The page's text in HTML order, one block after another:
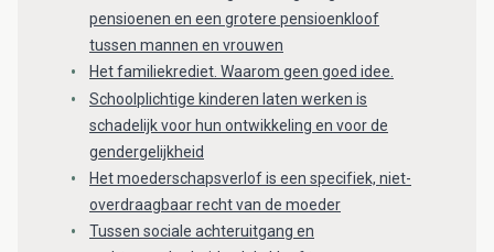
pensioenen en een grotere pensioenkloof
tussen mannen en vrouwen
Het familiekrediet. Waarom geen goed idee.
Schoolplichtige kinderen laten werken is
schadelijk voor hun ontwikkeling en voor de
gendergelijkheid
Het moederschapsverlof is een specifiek, niet-
overdraagbaar recht van de moeder
Tussen sociale achteruitgang en